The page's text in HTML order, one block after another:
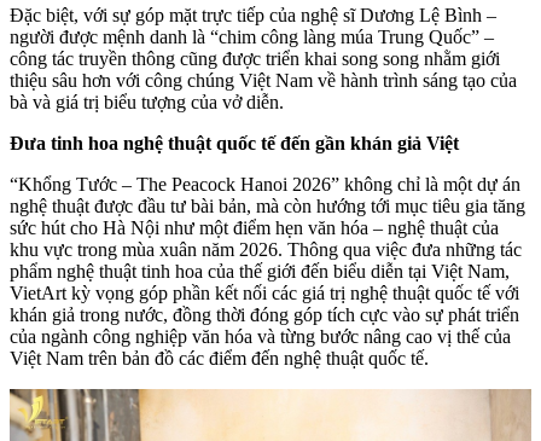
Đặc biệt, với sự góp mặt trực tiếp của nghệ sĩ Dương Lệ Bình –
người được mệnh danh là “chim công làng múa Trung Quốc” –
công tác truyền thông cũng được triển khai song song nhằm giới
thiệu sâu hơn với công chúng Việt Nam về hành trình sáng tạo của
bà và giá trị biểu tượng của vở diễn.
Đưa tinh hoa nghệ thuật quốc tế đến gần khán giả Việt
“Khổng Tước – The Peacock Hanoi 2026” không chỉ là một dự án
nghệ thuật được đầu tư bài bản, mà còn hướng tới mục tiêu gia tăng
sức hút cho Hà Nội như một điểm hẹn văn hóa – nghệ thuật của
khu vực trong mùa xuân năm 2026. Thông qua việc đưa những tác
phẩm nghệ thuật tinh hoa của thế giới đến biểu diễn tại Việt Nam,
VietArt kỳ vọng góp phần kết nối các giá trị nghệ thuật quốc tế với
khán giả trong nước, đồng thời đóng góp tích cực vào sự phát triển
của ngành công nghiệp văn hóa và từng bước nâng cao vị thế của
Việt Nam trên bản đồ các điểm đến nghệ thuật quốc tế.